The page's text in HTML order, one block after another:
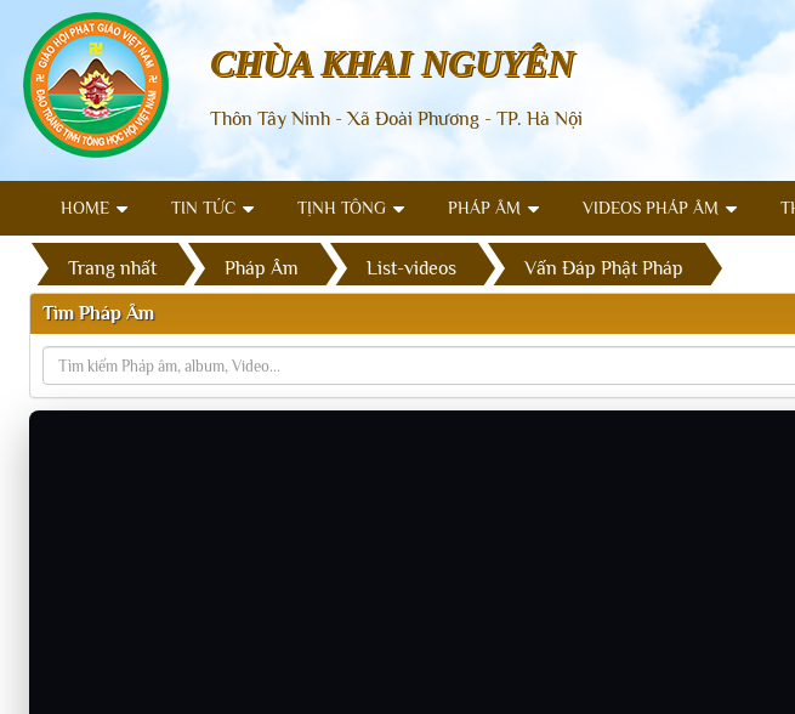
CHÙA KHAI NGUYÊN
Thôn Tây Ninh - Xã Đoài Phương - TP. Hà Nội
HOME TIN TỨC TỊNH TÔNG PHÁP ÂM VIDEOS PHÁP ÂM
Trang nhất Pháp Âm List-videos Vấn Đáp Phật Pháp
Tìm Pháp Âm